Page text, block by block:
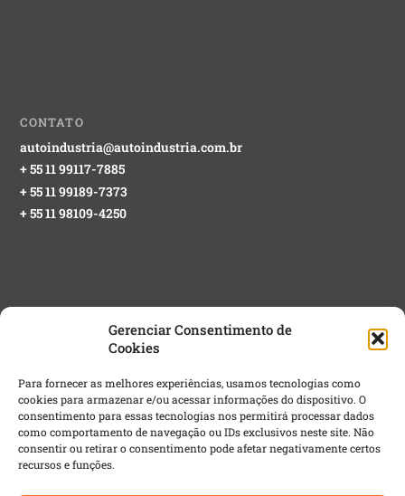
Gerenciar Consentimento de
Cookies
Para fornecer as melhores experiências, usamos tecnologias como
cookies para armazenar e/ou acessar informações do dispositivo. O
consentimento para essas tecnologias nos permitirá processar dados
como comportamento de navegação ou IDs exclusivos neste site. Não
consentir ou retirar o consentimento pode afetar negativamente certos
recursos e funções.
CONTATO
autoindustria@autoindustria.com.br
+ 55 11 99117-7885
+ 55 11 99189-7373
+ 55 11 98109-4250
Email*